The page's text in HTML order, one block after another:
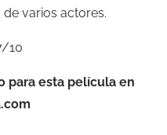
varios actores.
10
para esta película en